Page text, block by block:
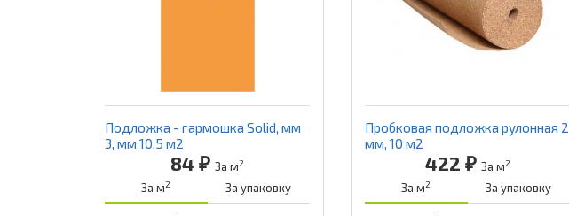
Подложка - гармошка Solid, мм
3, мм 10,5 м2
84 ₽ За м2
За м2 За упаковку
Пробковая подложка рулонная 2
мм, 10 м2
422 ₽ За м2
За м2 За упаковку